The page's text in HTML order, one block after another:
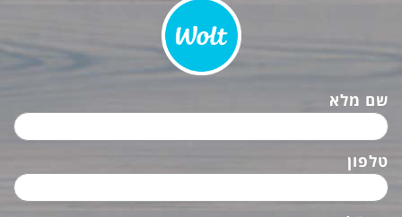
שם מלא
טלפון